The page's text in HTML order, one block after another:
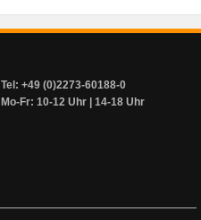
Tel: +49 (0)2273-60188-0
Mo-Fr: 10-12 Uhr | 14-18 Uhr